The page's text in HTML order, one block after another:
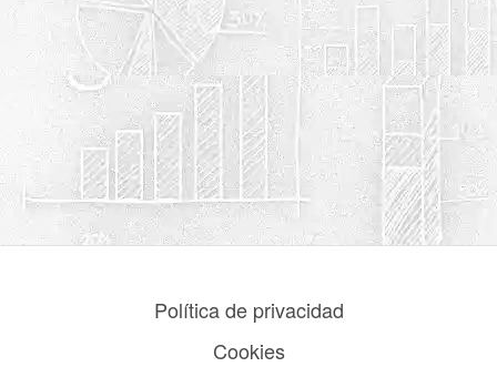
Política de privacidad
Cookies